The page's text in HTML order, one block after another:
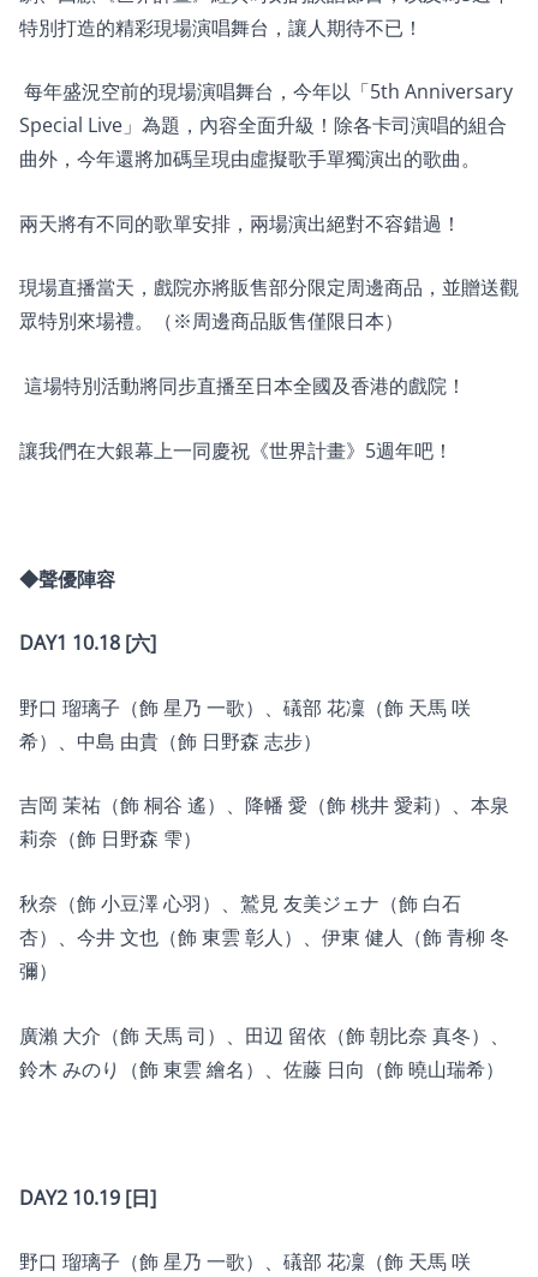
特別打造的精彩現場演唱舞台，讓人期待不已！
每年盛況空前的現場演唱舞台，今年以「5th Anniversary
Special Live」為題，內容全面升級！除各卡司演唱的組合
曲外，今年還將加碼呈現由虛擬歌手單獨演出的歌曲。
兩天將有不同的歌單安排，兩場演出絕對不容錯過！
現場直播當天，戲院亦將販售部分限定周邊商品，並贈送觀
眾特別來場禮。（※周邊商品販售僅限日本）
這場特別活動將同步直播至日本全國及香港的戲院！
讓我們在大銀幕上一同慶祝《世界計畫》5週年吧！
◆聲優陣容
DAY1 10.18 [六]
野口 瑠璃子（飾 星乃 一歌）、礒部 花凜（飾 天馬 咲
希）、中島 由貴（飾 日野森 志步）
吉岡 茉祐（飾 桐谷 遙）、降幡 愛（飾 桃井 愛莉）、本泉
莉奈（飾 日野森 雫）
秋奈（飾 小豆澤 心羽）、鷲見 友美ジェナ（飾 白石
杏）、今井 文也（飾 東雲 彰人）、伊東 健人（飾 青柳 冬
彌）
廣瀨 大介（飾 天馬 司）、田辺 留依（飾 朝比奈 真冬）、
鈴木 みのり（飾 東雲 繪名）、佐藤 日向（飾 曉山瑞希）
DAY2 10.19 [日]
野口 瑠璃子（飾 星乃 一歌）、礒部 花凜（飾 天馬 咲